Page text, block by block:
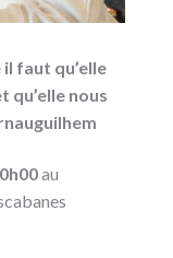
faut qu’elle
qu’elle nous
au